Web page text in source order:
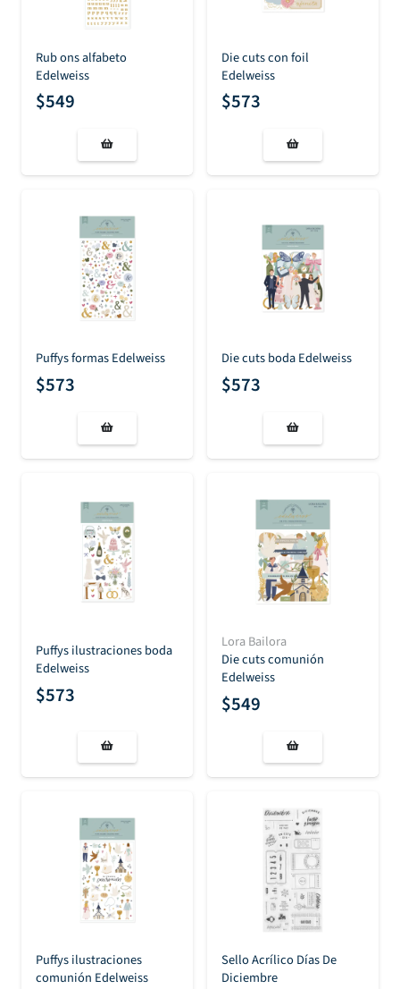
Rub ons alfabeto
Edelweiss
$549
Die cuts con foil
Edelweiss
$573
Puffys formas Edelweiss
$573
Die cuts boda Edelweiss
$573
Puffys ilustraciones boda
Edelweiss
$573
Lora Bailora
Die cuts comunión
Edelweiss
$549
Puffys ilustraciones
comunión Edelweiss
Sello Acrílico Días De
Diciembre